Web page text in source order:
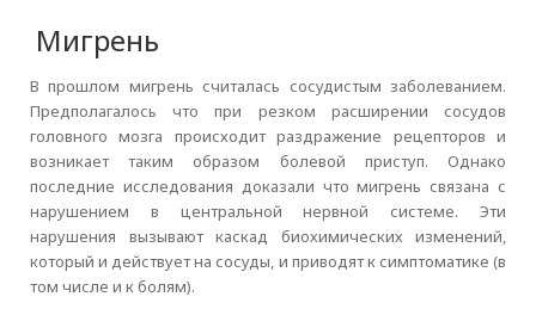
Мигрень
В прошлом мигрень считалась сосудистым заболеванием.
Предполагалось что при резком расширении сосудов
головного мозга происходит раздражение рецепторов и
возникает таким образом болевой приступ. Однако
последние исследования доказали что мигрень связана с
нарушением в центральной нервной системе. Эти
нарушения вызывают каскад биохимических изменений,
который и действует на сосуды, и приводят к симптоматике (в
том числе и к болям).